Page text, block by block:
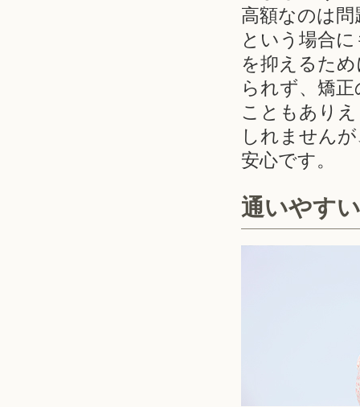
高額なのは
という場合
を抑えるた
られず、矯
こともあり
しれません
安心です。
通いやす